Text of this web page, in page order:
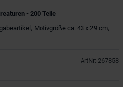
- 200 Teile
Motivgröße ca. 43 x 29 cm,
ArtNr: 267858